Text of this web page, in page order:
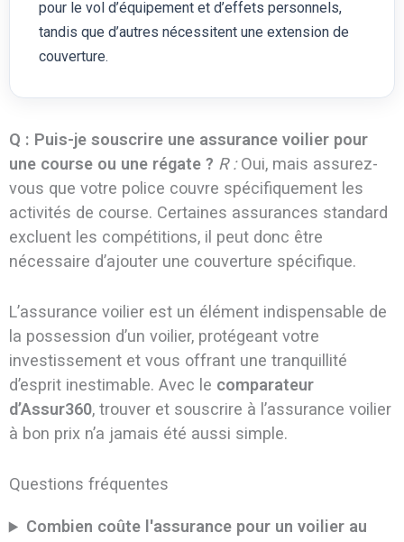
pour le vol d’équipement et d’effets personnels,
tandis que d’autres nécessitent une extension de
couverture.
Q : Puis-je souscrire une assurance voilier pour
une course ou une régate ? R :Oui, mais assurez-
vous que votre police couvre spécifiquement les
activités de course. Certaines assurances standard
excluent les compétitions, il peut donc être
nécessaire d’ajouter une couverture spécifique.
L’assurance voilier est un élément indispensable de
la possession d’un voilier, protégeant votre
investissement et vous offrant une tranquillité
d’esprit inestimable. Avec le comparateur
d’Assur360, trouver et souscrire à l’assurance voilier
à bon prix n’a jamais été aussi simple.
Questions fréquentes
Combien coûte l'assurance pour un voilier au